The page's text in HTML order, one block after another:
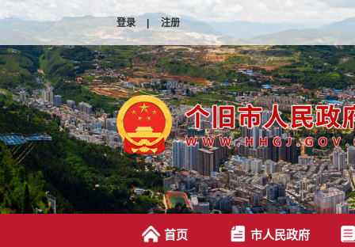
登录 | 注册
首页 市人民政府